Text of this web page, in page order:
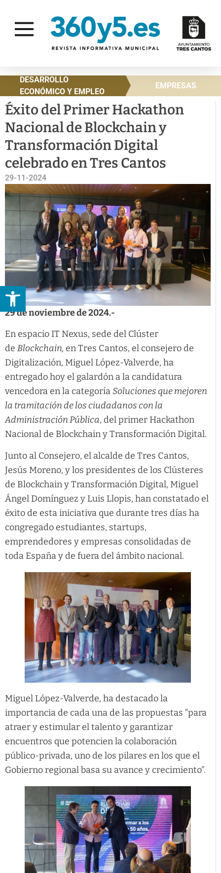
Abrir barra de herramientas
DESARROLLO
ECONÓMICO Y EMPLEO
EMPRESAS
Éxito del Primer Hackathon
Nacional de Blockchain y
Transformación Digital
celebrado en Tres Cantos
29-11-2024
29 de noviembre de 2024.-
En espacio IT Nexus, sede del Clúster
de Blockchain, en Tres Cantos, el consejero de
Digitalización, Miguel López-Valverde, ha
entregado hoy el galardón a la candidatura
vencedora en la categoríaSoluciones que mejoren
la tramitación de los ciudadanos con la
Administración Pública, del primer Hackathon
Nacional de Blockchain y Transformación Digital.
Junto al Consejero, el alcalde de Tres Cantos,
Jesús Moreno, y los presidentes de los Clústeres
de Blockchain y Transformación Digital, Miguel
Ángel Domínguez y Luis Llopis, han constatado el
éxito de esta iniciativa que durante tres días ha
congregado estudiantes, startups,
emprendedores y empresas consolidadas de
toda España y de fuera del ámbito nacional.
Miguel López-Valverde, ha destacado la
importancia de cada una de las propuestas “para
atraer y estimular el talento y garantizar
encuentros que potencien la colaboración
público-privada, uno de los pilares en los que el
Gobierno regional basa su avance y crecimiento”.